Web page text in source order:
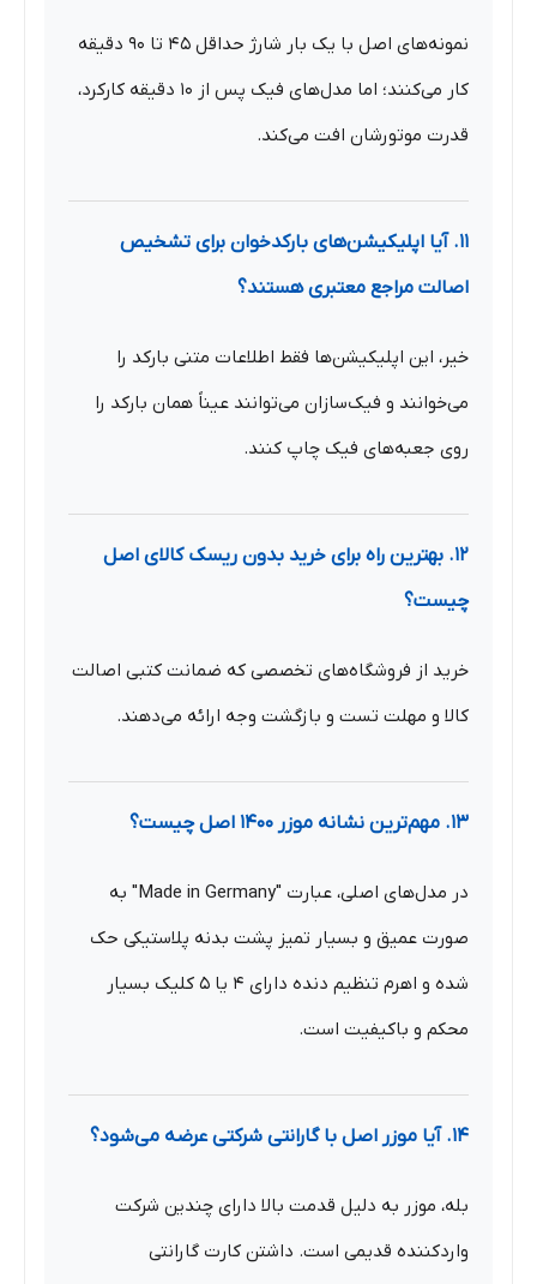
نمونه‌های اصل با یک بار شارژ حداقل ۴۵ تا ۹۰ دقیقه
کار می‌کنند؛ اما مدل‌های فیک پس از ۱۰ دقیقه کارکرد،
قدرت موتورشان افت می‌کند.
۱۱. آیا اپلیکیشن‌های بارکدخوان برای تشخیص
اصالت مراجع معتبری هستند؟
خیر، این اپلیکیشن‌ها فقط اطلاعات متنی بارکد را
می‌خوانند و فیک‌سازان می‌توانند عیناً همان بارکد را
روی جعبه‌های فیک چاپ کنند.
۱۲. بهترین راه برای خرید بدون ریسک کالای اصل
چیست؟
خرید از فروشگاه‌های تخصصی که ضمانت کتبی اصالت
کالا و مهلت تست و بازگشت وجه ارائه می‌دهند.
۱۳. مهم‌ترین نشانه موزر ۱۴۰۰ اصل چیست؟
در مدل‌های اصلی، عبارت "Made in Germany" به
صورت عمیق و بسیار تمیز پشت بدنه پلاستیکی حک
شده و اهرم تنظیم دنده دارای ۴ یا ۵ کلیک بسیار
محکم و باکیفیت است.
۱۴. آیا موزر اصل با گارانتی شرکتی عرضه می‌شود؟
بله، موزر به دلیل قدمت بالا دارای چندین شرکت
واردکننده قدیمی است. داشتن کارت گارانتی